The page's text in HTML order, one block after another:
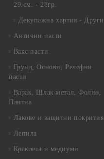
29.см. - 28гр.
Декупажна хартия - Други
Антични пасти
Вакс пасти
Грунд, Основи, Релефни
пасти
Варак, Шлак метал, Фолио,
Пантна
Лакове и защитни покрития
Лепила
Краклета и медиуми